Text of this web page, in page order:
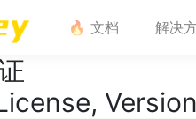
🔥 文档 解决